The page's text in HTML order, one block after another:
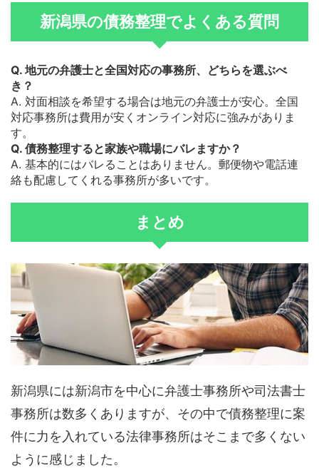
新潟県の債務整理でよくある質問
Q. 地元の弁護士と全国対応の事務所、どちらを選ぶべ
き？
A. 対面相談を希望する場合は地元の弁護士が安心。全国
対応事務所は費用が安くオンライン対応に強みがありま
す。
Q. 債務整理すると家族や職場にバレますか？
A. 基本的にはバレることはありません。郵便物や電話連
絡も配慮してくれる事務所が多いです。
まとめ
新潟県には新潟市を中心に弁護士事務所や司法書士
事務所は数多くありますが、その中で債務整理に案
件に力を入れている法律事務所はそこまで多くない
ように感じました。